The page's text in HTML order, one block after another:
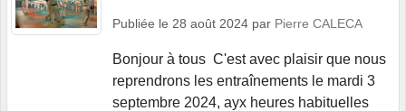
Publiée le 28 août 2024 par Pierre CALECA
Bonjour à tous C'est avec plaisir que nous
reprendrons les entraînements le mardi 3
septembre 2024, ayx heures habituelles